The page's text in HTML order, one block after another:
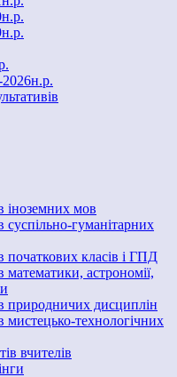
2026н.р.
іноземних мов
суспільно-гуманітарних
початкових класів і ГПД
математики, астрономії,
природничих дисциплін
мистецько-технологічних
вчителів